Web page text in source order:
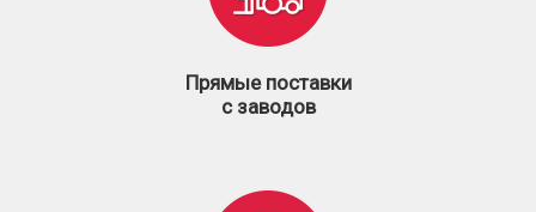
Прямые поставки
с заводов